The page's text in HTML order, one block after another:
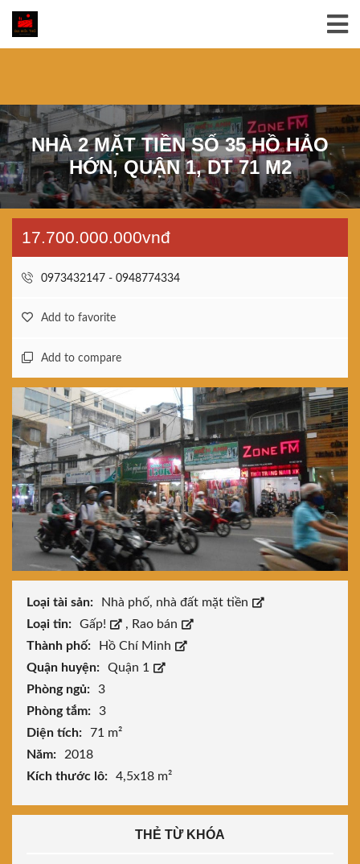
NHÀ 2 MẶT TIỀN SỐ 35 HỒ HẢO
HỚN, QUẬN 1, DT 71 M2
17.700.000.000vnđ
0973432147 - 0948774334
Add to favorite
Add to compare
Loại tài sản:
Nhà phố, nhà đất mặt tiền
Loại tin:
Gấp! , Rao bán
Thành phố:
Hồ Chí Minh
Quận huyện:
Quận 1
Phòng ngủ:
3
Phòng tắm:
3
Diện tích:
71 m²
Năm:
2018
Kích thước lô:
4,5x18 m²
THẺ TỪ KHÓA